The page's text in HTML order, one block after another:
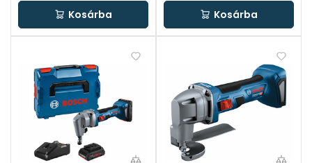
Kosárba Kosárba